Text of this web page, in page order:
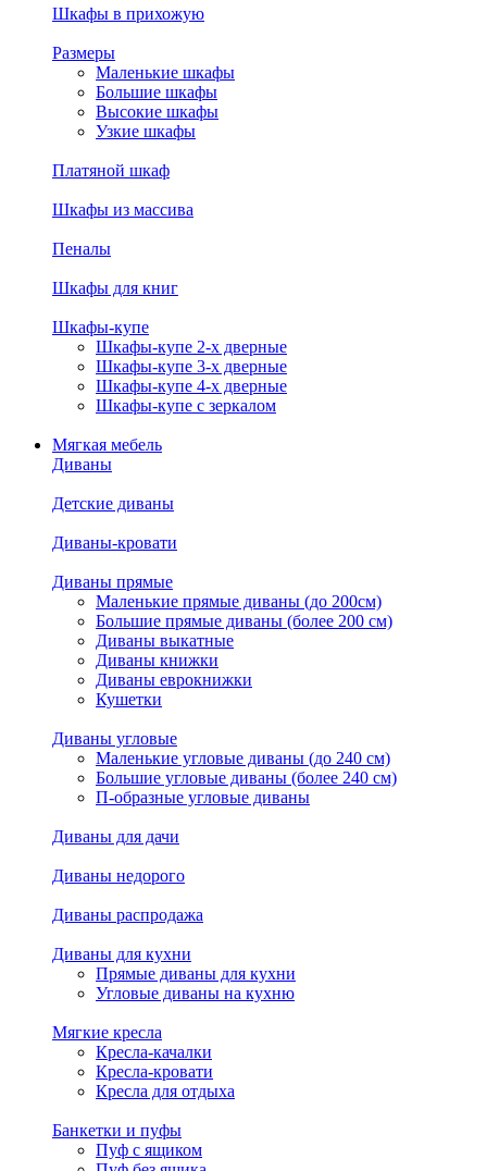
Шкафы в прихожую
Размеры
Маленькие шкафы
Большие шкафы
Высокие шкафы
Узкие шкафы
Платяной шкаф
Шкафы из массива
Пеналы
Шкафы для книг
Шкафы-купе
Шкафы-купе 2-х дверные
Шкафы-купе 3-х дверные
Шкафы-купе 4-х дверные
Шкафы-купе с зеркалом
Мягкая мебель
Диваны
Детские диваны
Диваны-кровати
Диваны прямые
Маленькие прямые диваны (до 200см)
Большие прямые диваны (более 200 см)
Диваны выкатные
Диваны книжки
Диваны еврокнижки
Кушетки
Диваны угловые
Маленькие угловые диваны (до 240 см)
Большие угловые диваны (более 240 см)
П-образные угловые диваны
Диваны для дачи
Диваны недорого
Диваны распродажа
Диваны для кухни
Прямые диваны для кухни
Угловые диваны на кухню
Мягкие кресла
Кресла-качалки
Кресла-кровати
Кресла для отдыха
Банкетки и пуфы
Пуф с ящиком